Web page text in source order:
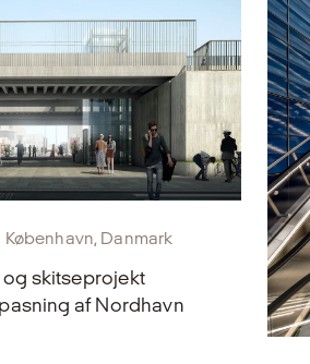
København, Danmark
skitseprojekt
af Nordhavn